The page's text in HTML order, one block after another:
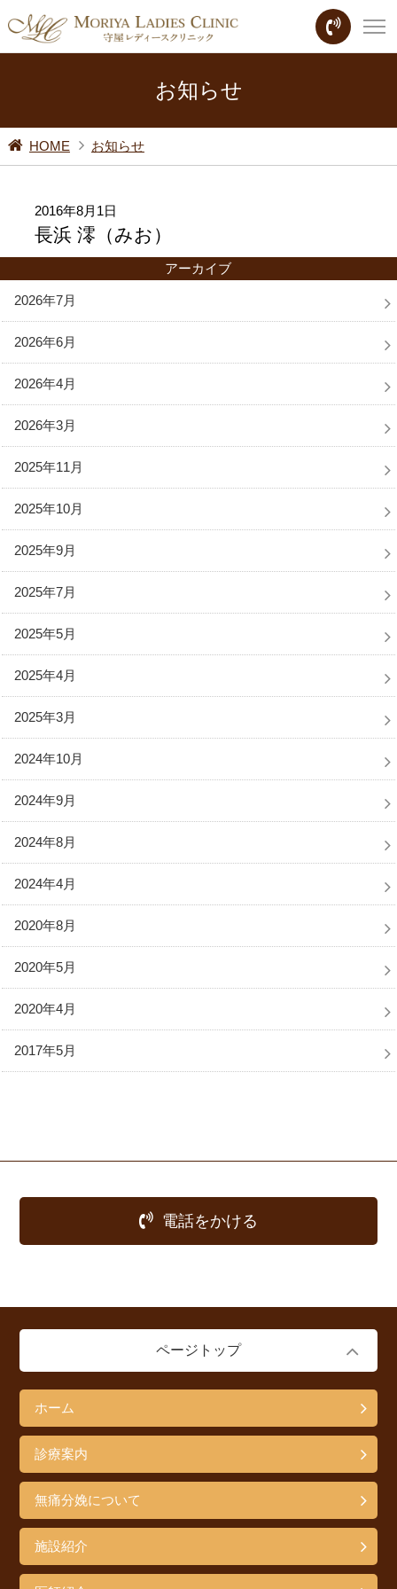
お知らせ
HOME お知らせ
2016年8月1日
長浜 澪（みお）
アーカイブ
2026年7月
2026年6月
2026年4月
2026年3月
2025年11月
2025年10月
2025年9月
2025年7月
2025年5月
2025年4月
2025年3月
2024年10月
2024年9月
2024年8月
2024年4月
2020年8月
2020年5月
2020年4月
2017年5月
電話をかける
ページトップ
ホーム
診療案内
無痛分娩について
施設紹介